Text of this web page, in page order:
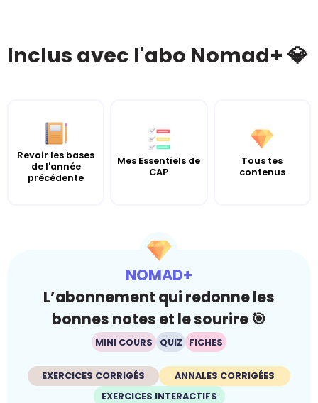
Inclus avec l'abo Nomad+ 💎
Revoir les bases
de l'année
précédente
Mes Essentiels de
CAP
Tous tes
contenus
NOMAD+
L’abonnement qui redonne les
bonnes notes et le sourire 🎯
MINI COURS QUIZ FICHES
EXERCICES CORRIGÉS
ANNALES CORRIGÉES
EXERCICES INTERACTIFS